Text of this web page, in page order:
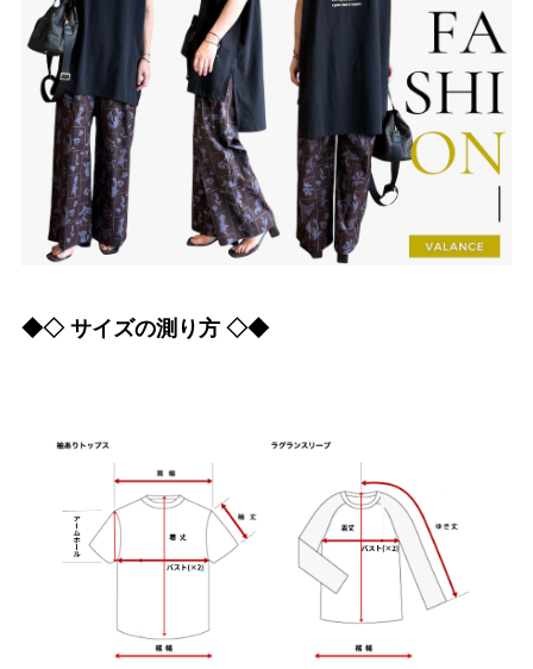
◆◇ サイズの測り方 ◇◆